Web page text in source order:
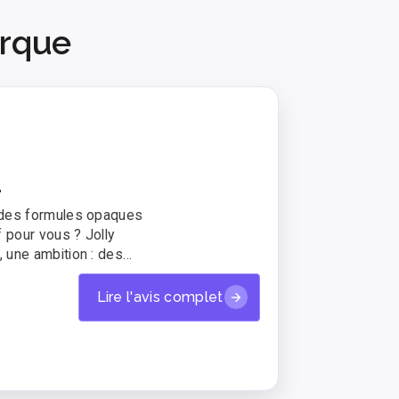
formules opaques
vous ? Jolly
ambition : des
maternité. Voici mon
Lire l'avis complet